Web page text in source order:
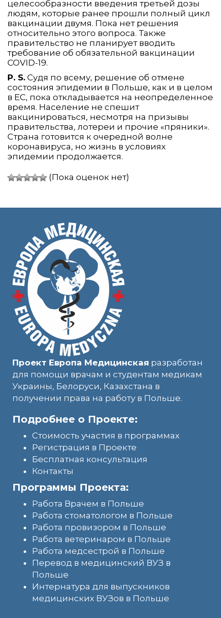
целесообразности введения третьей дозы
людям, которые ранее прошли полный цикл
вакцинации двумя. Пока нет решения
относительно этого вопроса. Также
правительство не планирует вводить
требование об обязательной вакцинации
COVID-19.
P. S. Судя по всему, решение об отмене
состояния эпидемии в Польше, как и в целом
в ЕС, пока откладывается на неопределенное
время. Население не спешит
вакцинироваться, несмотря на призывы
правительства, лотереи и прочие «пряники».
Страна готовится к очередной волне
коронавируса, но жизнь в условиях
эпидемии продолжается.
(Пока оценок нет)
Проект Европа Медицинская разработан
для помощи врачам и студентам медикам
Украины, Белоруси, Казахстана в
получении права на работу в Польше.
Подробнее о Проекте:
Стоимость участия в программах
Регистрация в Проекте
Бесплатная консультация
Контакты
Программы Проекта:
Работа Врачем в Польше
Работа стоматологом в Польше
Работа провизором в Польше
Работа ветеринаром в Польше
Работа медсестрой в Польше
Перевод в медицинский ВУЗ в
Польше
Интернатура для выпускников
медицинских ВУЗов в Польше